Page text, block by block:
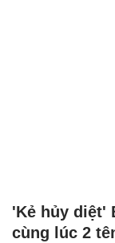
'Kẻ hủy diệt'
cùng lúc 2